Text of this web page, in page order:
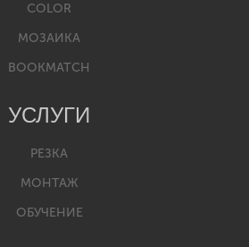
COLOR
МОЗАИКА
BOOKMATCH
УСЛУГИ
РЕЗКА
МОНТАЖ
ОБУЧЕНИЕ